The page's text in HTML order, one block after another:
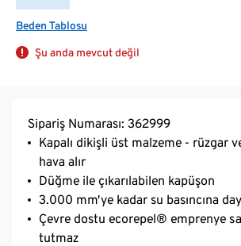
Beden Tablosu
Şu anda mevcut değil
Sipariş Numarası: 362999
Kapalı dikişli üst malzeme - rüzgar
hava alır
Düğme ile çıkarılabilen kapüşon
3.000 mm’ye kadar su basıncına
Çevre dostu ecorepel® emprenye
tutmaz